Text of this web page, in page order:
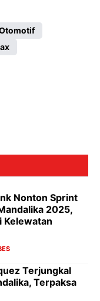
Nonton Sprint
2025,
Kelewatan
Terjungkal
Terpaksa